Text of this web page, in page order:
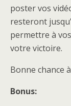
poster vos
resteront
permettre à
votre victoire.
Bonne chance
Bonus: